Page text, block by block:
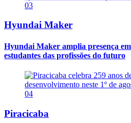
03
Hyundai Maker
Hyundai Maker amplia presença
estudantes das profissões do futuro
04
Piracicaba